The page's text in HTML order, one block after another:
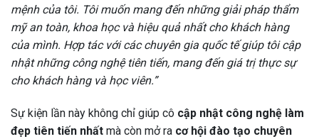
mệnh của tôi. Tôi muốn mang đến những giải pháp thẩm
mỹ an toàn, khoa học và hiệu quả nhất cho khách hàng
của mình. Hợp tác với các chuyên gia quốc tế giúp tôi cập
nhật những công nghệ tiên tiến, mang đến giá trị thực sự
cho khách hàng và học viên.”
Sự kiện lần này không chỉ giúp cô cập nhật công nghệ làm
đẹp tiên tiến nhất mà còn mở ra cơ hội đào tạo chuyên